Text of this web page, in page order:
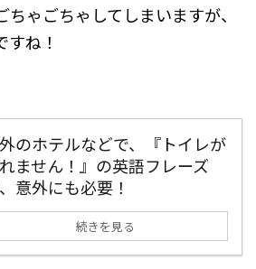
ゃごちゃしてしまいますが、
ね！
のホテルなどで、『トイレが
ません！』の英語フレーズ
意外にも必要！
続きを見る